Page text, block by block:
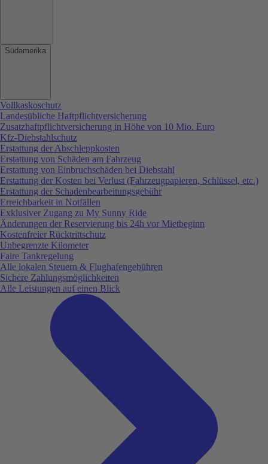
Südamerika
Vollkaskoschutz
Landesübliche Haftpflichtversicherung
Zusatzhaftpflichtversicherung in Höhe von 10 Mio. Euro
Kfz-Diebstahlschutz
Erstattung der Abschleppkosten
Erstattung von Schäden am Fahrzeug
Erstattung von Einbruchschäden bei Diebstahl
Erstattung der Kosten bei Verlust (Fahrzeugpapieren, Schlüssel, etc.)
Erstattung der Schadenbearbeitungsgebühr
Erreichbarkeit in Notfällen
Exklusiver Zugang zu My Sunny Ride
Änderungen der Reservierung bis 24h vor Mietbeginn
Kostenfreier Rücktrittschutz
Unbegrenzte Kilometer
Faire Tankregelung
Alle lokalen Steuern & Flughafengebühren
Sichere Zahlungsmöglichkeiten
Alle Leistungen auf einen Blick